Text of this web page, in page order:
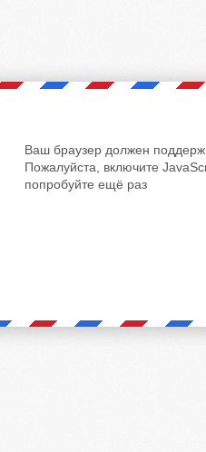
Ваш браузер должен
Пожалуйста, включите
попробуйте ещё раз